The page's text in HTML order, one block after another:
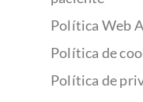
Política Web
Política de
Política de